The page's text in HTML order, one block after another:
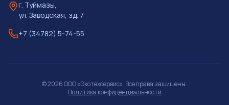
г. Туймазы,
ул. Заводская, зд. 7
+7 (34782) 5-74-55
© 2026 ООО «Экотехсервис». Все права защищены.
Политика конфиденциальности